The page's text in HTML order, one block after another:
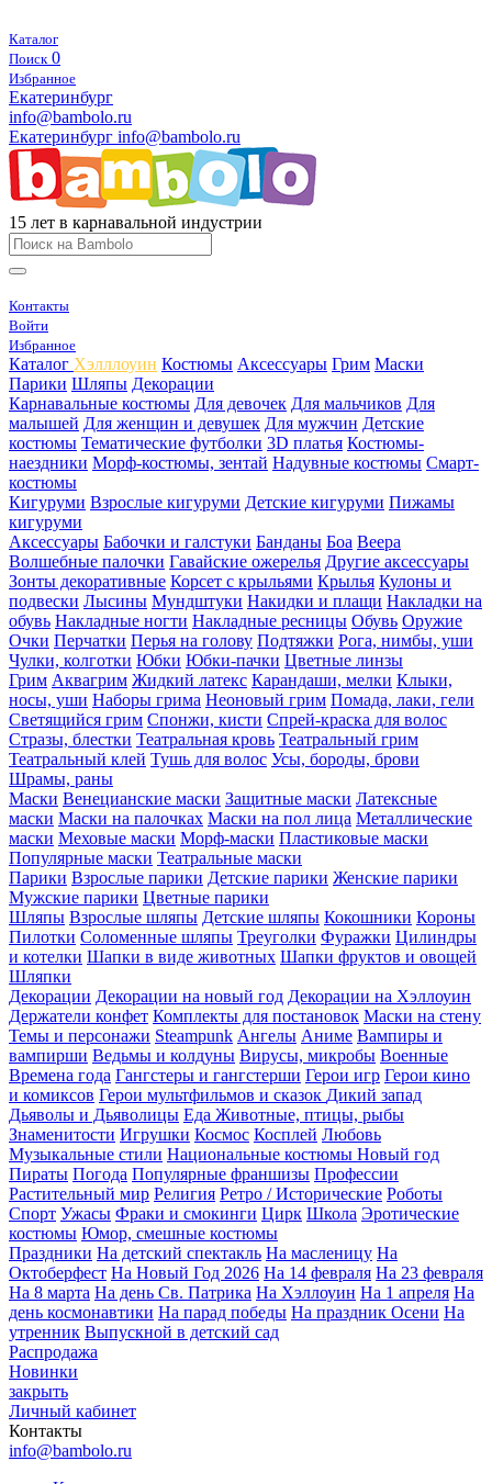
Каталог
Поиск 0
Избранное
Екатеринбург
info@bambolo.ru
Екатеринбург info@bambolo.ru
15 лет в карнавальной индустрии
Контакты
Войти
Избранное
Каталог Хэлллоуин Костюмы Аксессуары Грим Маски
Парики Шляпы Декорации
Карнавальные костюмы Для девочек Для мальчиков Для
малышей Для женщин и девушек Для мужчин Детские
костюмы Тематические футболки 3D платья Костюмы-
наездники Морф-костюмы, зентай Надувные костюмы Смарт-
костюмы
Кигуруми Взрослые кигуруми Детские кигуруми Пижамы
кигуруми
Аксессуары Бабочки и галстуки Банданы Боа Веера
Волшебные палочки Гавайские ожерелья Другие аксессуары
Зонты декоративные Корсет с крыльями Крылья Кулоны и
подвески Лысины Мундштуки Накидки и плащи Накладки на
обувь Накладные ногти Накладные ресницы Обувь Оружие
Очки Перчатки Перья на голову Подтяжки Рога, нимбы, уши
Чулки, колготки Юбки Юбки-пачки Цветные линзы
Грим Аквагрим Жидкий латекс Карандаши, мелки Клыки,
носы, уши Наборы грима Неоновый грим Помада, лаки, гели
Светящийся грим Спонжи, кисти Спрей-краска для волос
Стразы, блестки Театральная кровь Театральный грим
Театральный клей Тушь для волос Усы, бороды, брови
Шрамы, раны
Маски Венецианские маски Защитные маски Латексные
маски Маски на палочках Маски на пол лица Металлические
маски Меховые маски Морф-маски Пластиковые маски
Популярные маски Театральные маски
Парики Взрослые парики Детские парики Женские парики
Мужские парики Цветные парики
Шляпы Взрослые шляпы Детские шляпы Кокошники Короны
Пилотки Соломенные шляпы Треуголки Фуражки Цилиндры
и котелки Шапки в виде животных Шапки фруктов и овощей
Шляпки
Декорации Декорации на новый год Декорации на Хэллоуин
Держатели конфет Комплекты для постановок Маски на стену
Темы и персонажи Steampunk Ангелы Аниме Вампиры и
вампирши Ведьмы и колдуны Вирусы, микробы Военные
Времена года Гангстеры и гангстерши Герои игр Герои кино
и комиксов Герои мультфильмов и сказок Дикий запад
Дьяволы и Дьяволицы Еда Животные, птицы, рыбы
Знаменитости Игрушки Космос Косплей Любовь
Музыкальные стили Национальные костюмы Новый год
Пираты Погода Популярные франшизы Профессии
Растительный мир Религия Ретро / Исторические Роботы
Спорт Ужасы Фраки и смокинги Цирк Школа Эротические
костюмы Юмор, смешные костюмы
Праздники На детский спектакль На масленицу На
Октоберфест На Новый Год 2026 На 14 февраля На 23 февраля
На 8 марта На день Св. Патрика На Хэллоуин На 1 апреля На
день космонавтики На парад победы На праздник Осени На
утренник Выпускной в детский сад
Распродажа
Новинки
закрыть
Личный кабинет
Контакты
info@bambolo.ru